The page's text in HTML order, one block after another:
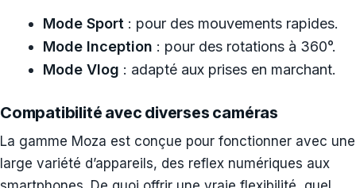
Mode Sport : pour des mouvements rapides.
Mode Inception : pour des rotations à 360°.
Mode Vlog : adapté aux prises en marchant.
Compatibilité avec diverses caméras
La gamme Moza est conçue pour fonctionner avec une
large variété d’appareils, des reflex numériques aux